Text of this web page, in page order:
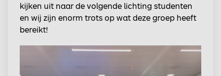
kijken uit naar de volgende lichting studenten
en wij zijn enorm trots op wat deze groep heeft
bereikt!